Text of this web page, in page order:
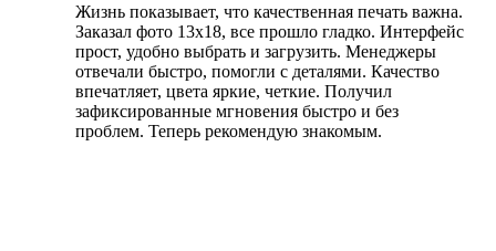
Жизнь показывает, что качественная печать важна.
Заказал фото 13х18, все прошло гладко. Интерфейс
прост, удобно выбрать и загрузить. Менеджеры
отвечали быстро, помогли с деталями. Качество
впечатляет, цвета яркие, четкие. Получил
зафиксированные мгновения быстро и без
проблем. Теперь рекомендую знакомым.